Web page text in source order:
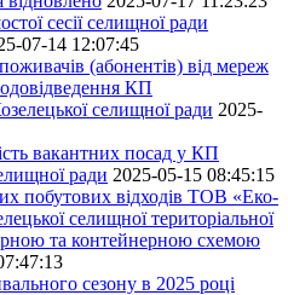
сесії селищної ради
07-14 12:07:45
(абонентів) від мереж
КП
селищної ради 2025-
вакантних посад у КП
ради 2025-05-15 08:45:15
побутових відходів ТОВ «Еко-
селищної територіальної
та контейнерною схемою
сезону в 2025 році